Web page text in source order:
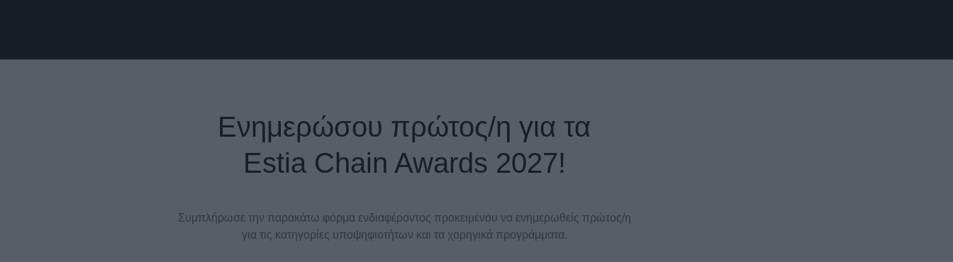
Ενημερώσου πρώτος/η για τα
Estia Chain Awards 2027!
Συμπλήρωσε την παρακάτω φόρμα ενδιαφέροντος προκειμένου να ενημερωθείς πρώτος/η
για τις κατηγορίες υποψηφιοτήτων και τα χορηγικά προγράμματα.